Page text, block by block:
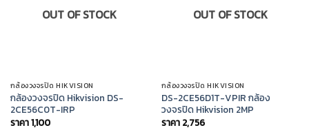
OUT OF STOCK
กล้องวงจรปิด HIKVISION
กล้องวงจรปิด Hikvision DS-
2CE56C0T-IRP
ราคา1,100
OUT OF STOCK
กล้องวงจรปิด HIKVISION
DS-2CE56D1T-VPIR กล้อง
วงจรปิด Hikvision 2MP
ราคา 2,756